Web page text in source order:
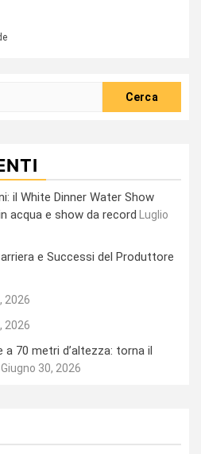
il White Dinner Water Show
acqua e show da record Luglio
e Successi del Produttore
2026
2026
a 70 metri d’altezza: torna il
Giugno 30, 2026